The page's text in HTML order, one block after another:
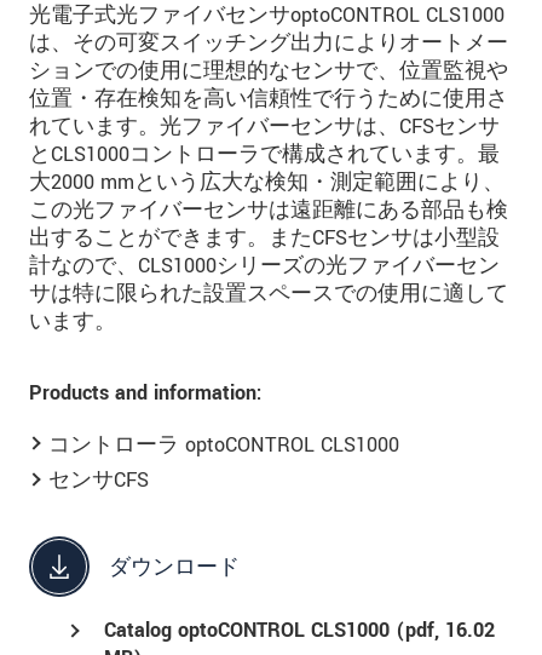
光電子式光ファイバセンサoptoCONTROL CLS1000
は、その可変スイッチング出力によりオートメー
ションでの使用に理想的なセンサで、位置監視や
位置・存在検知を高い信頼性で行うために使用さ
れています。光ファイバーセンサは、CFSセンサ
とCLS1000コントローラで構成されています。最
大2000 mmという広大な検知・測定範囲により、
この光ファイバーセンサは遠距離にある部品も検
出することができます。またCFSセンサは小型設
計なので、CLS1000シリーズの光ファイバーセン
サは特に限られた設置スペースでの使用に適して
います。
Products and information:
コントローラ optoCONTROL CLS1000
センサCFS
ダウンロード
Catalog optoCONTROL CLS1000 (pdf, 16.02